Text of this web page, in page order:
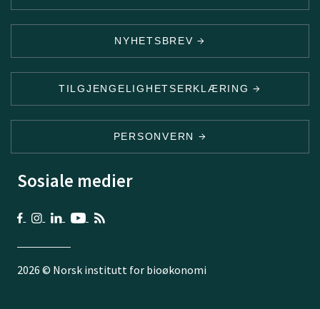
NYHETSBREV
TILGJENGELIGHETSERKLÆRING
PERSONVERN
Sosiale medier
2026 © Norsk institutt for bioøkonomi